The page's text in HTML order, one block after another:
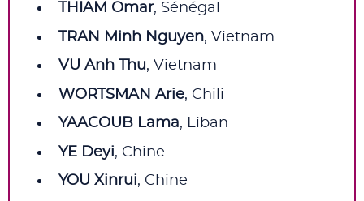
THIAM Omar, Sénégal
TRAN Minh Nguyen, Vietnam
VU Anh Thu, Vietnam
WORTSMAN Arie, Chili
YAACOUB Lama, Liban
YE Deyi, Chine
YOU Xinrui, Chine